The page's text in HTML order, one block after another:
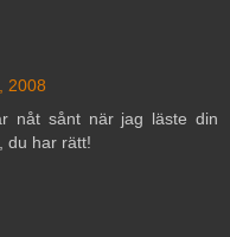
2008
nåt sånt när jag läste din
du har rätt!